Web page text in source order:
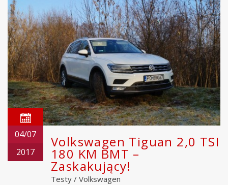
04/07
2017
Volkswagen Tiguan 2,0 TSI
180 KM BMT –
Zaskakujący!
Testy / Volkswagen